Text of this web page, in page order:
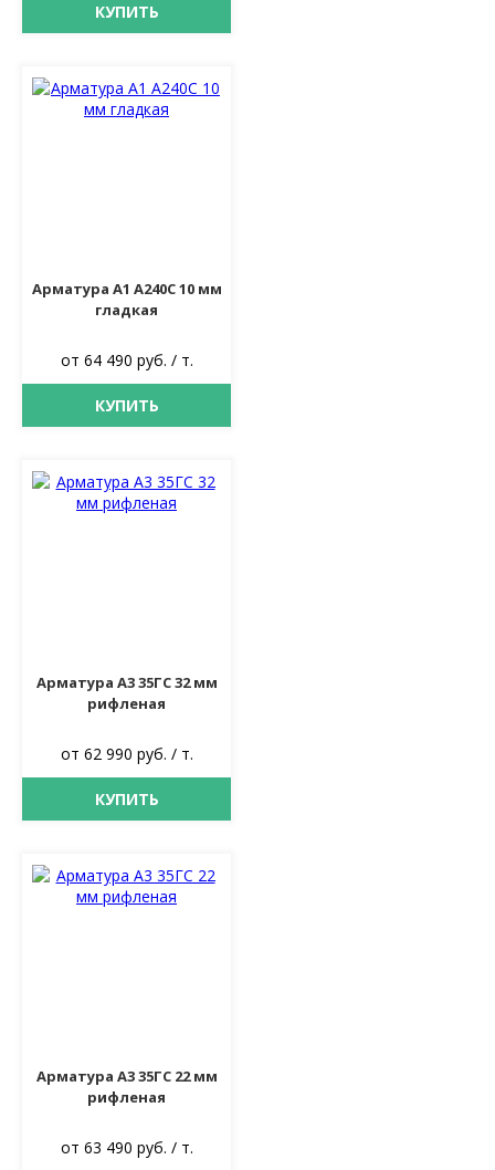
КУПИТЬ
Арматура А1 А240С 10 мм
гладкая
от 64 490 руб. / т.
КУПИТЬ
Арматура А3 35ГС 32 мм
рифленая
от 62 990 руб. / т.
КУПИТЬ
Арматура А3 35ГС 22 мм
рифленая
от 63 490 руб. / т.